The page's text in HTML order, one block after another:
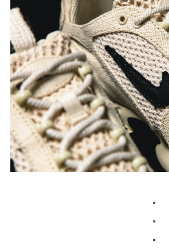
.
.
.